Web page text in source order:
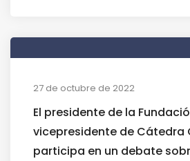
27 de octubre de 2022
El presidente de la
vicepresidente de Cátedra
participa en un debate